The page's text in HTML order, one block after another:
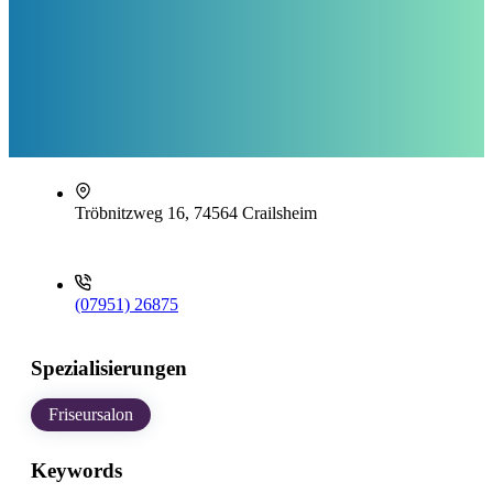
Tröbnitzweg 16, 74564 Crailsheim
(07951) 26875
Spezialisierungen
Friseursalon
Keywords